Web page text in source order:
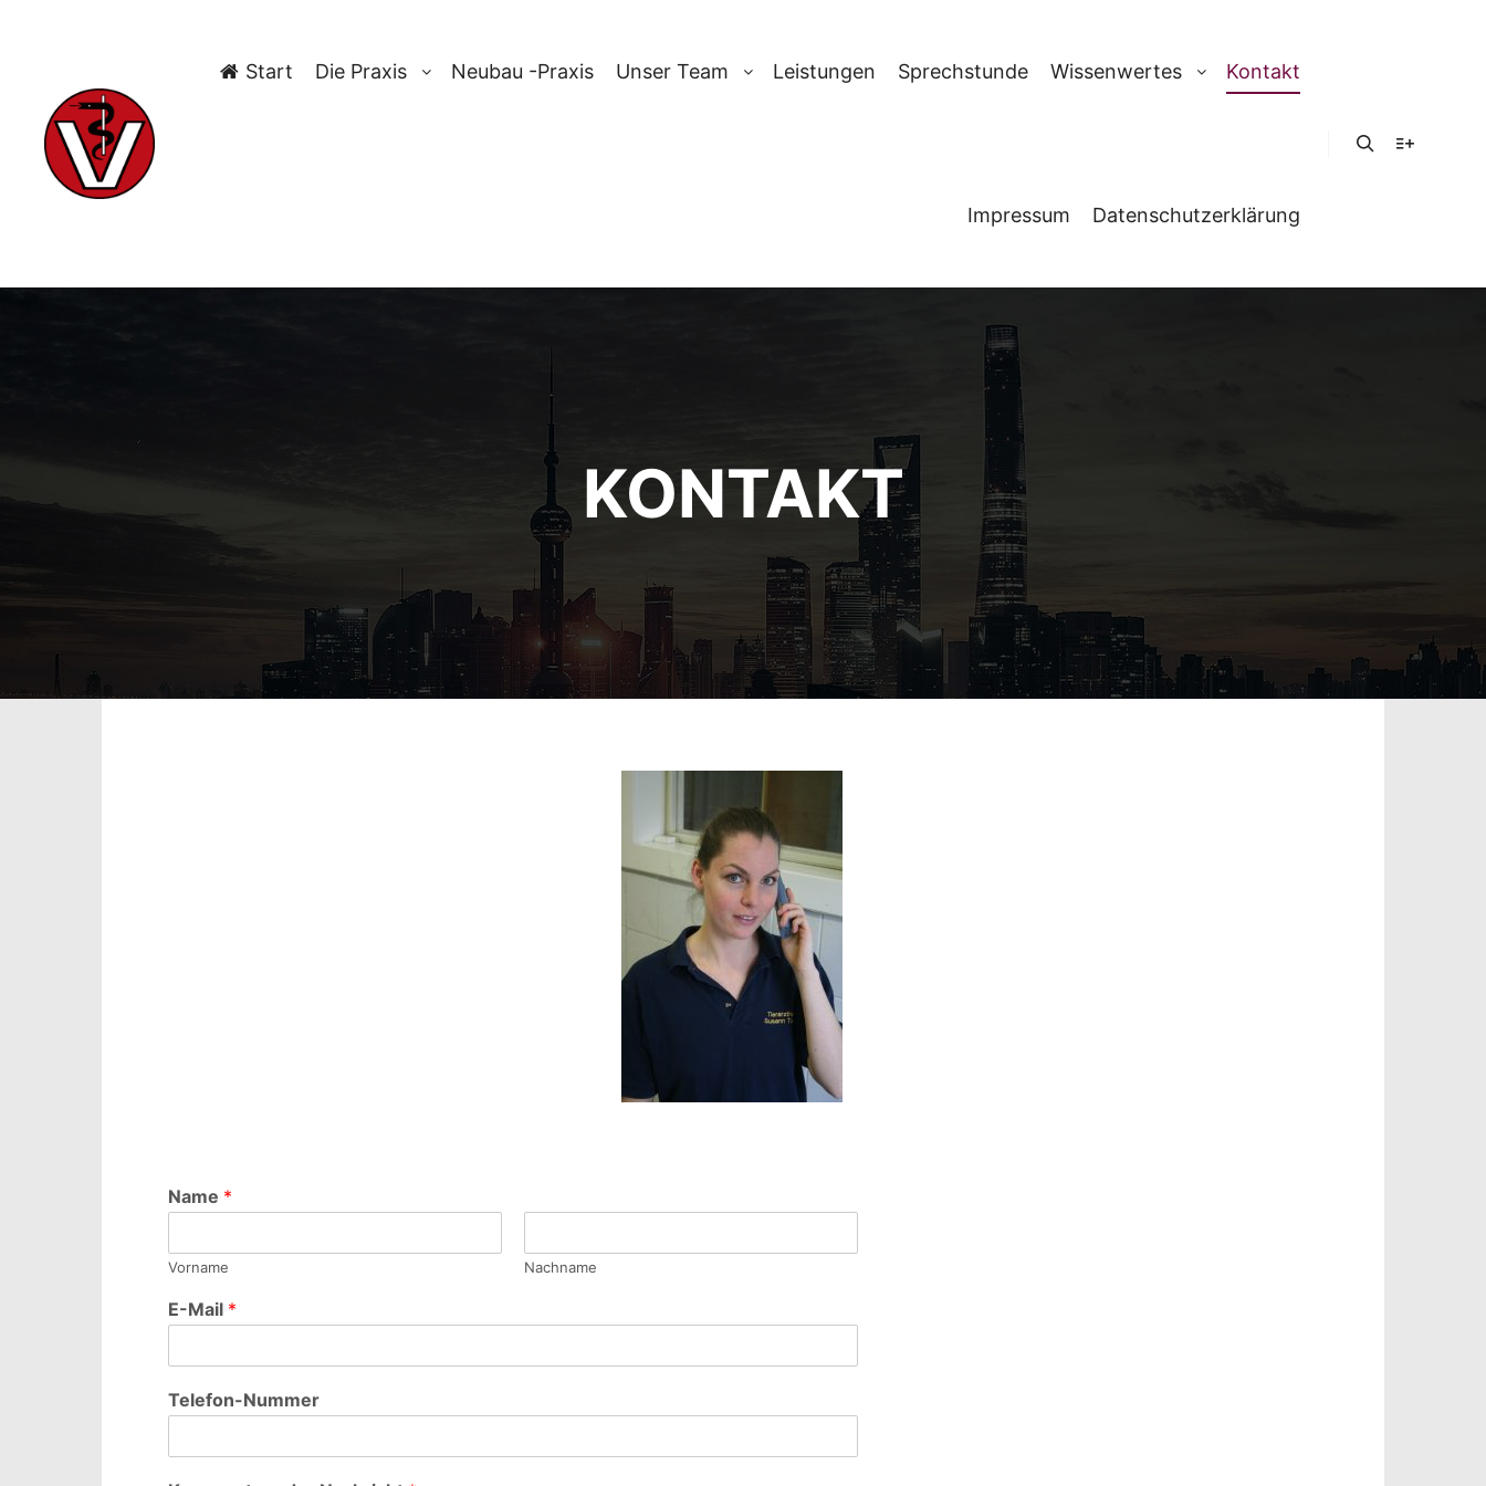
Start Die Praxis Neubau -Praxis Unser Team Leistungen Sprechstunde Wissenwertes Kontakt
Impressum Datenschutzerklärung
KONTAKT
Name *
Vorname Nachname
E-Mail *
Telefon-Nummer